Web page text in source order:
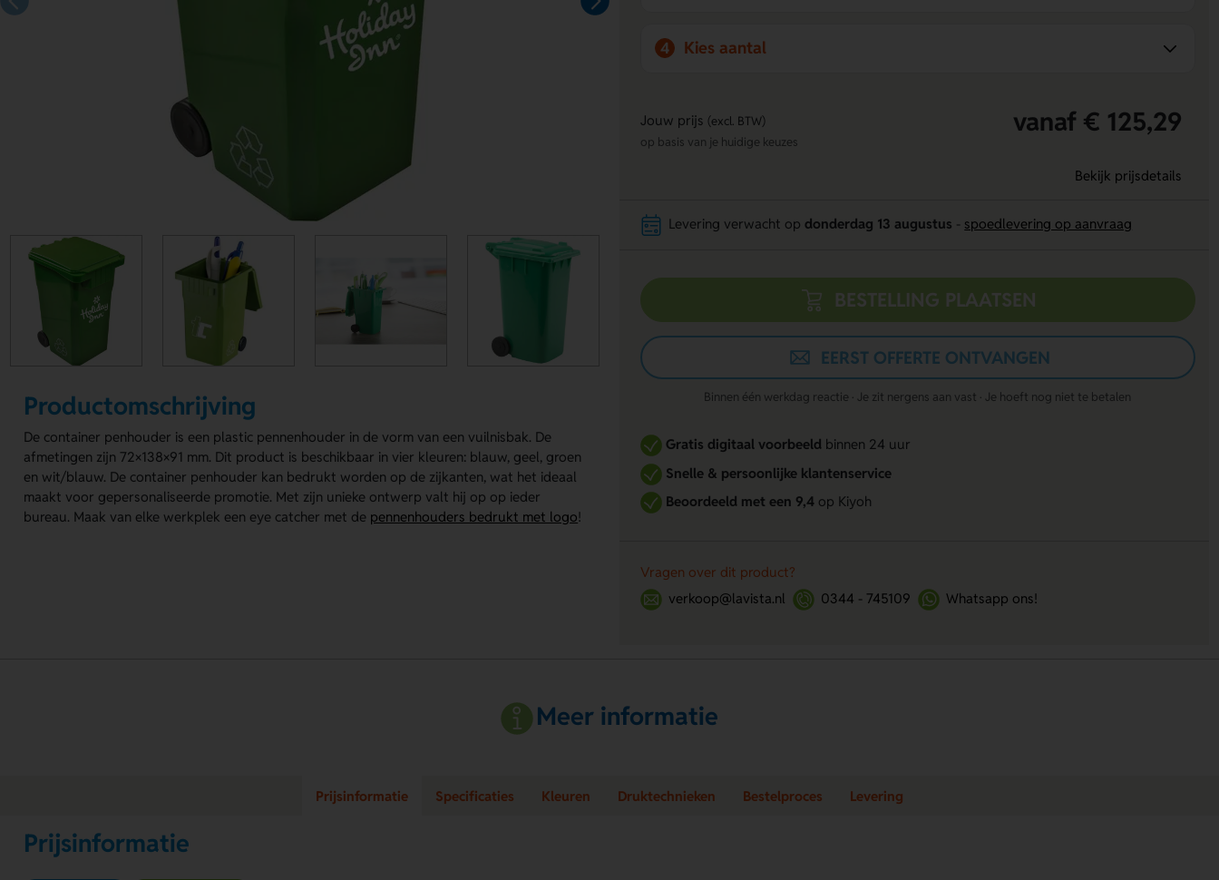
Productomschrijving
De container penhouder is een plastic pennenhouder in de vorm van een vuilnisbak. De
afmetingen zijn 72×138×91 mm. Dit product is beschikbaar in vier kleuren: blauw, geel, groen
en wit/blauw. De container penhouder kan bedrukt worden op de zijkanten, wat het ideaal
maakt voor gepersonaliseerde promotie. Met zijn unieke ontwerp valt hij op op ieder
bureau. Maak van elke werkplek een eye catcher met de pennenhouders bedrukt met logo!
4 Kies aantal
Jouw prijs (excl. BTW) vanaf € 125,29
op basis van je huidige keuzes
Bekijk prijsdetails
Levering verwacht op donderdag 13 augustus spoedlevering op aanvraag
BESTELLING PLAATSEN
EERST OFFERTE ONTVANGEN
Binnen één werkdag reactie · Je zit nergens aan vast · Je hoeft nog niet te betalen
Gratis digitaal voorbeeldbinnen 24 uur
Snelle & persoonlijke klantenservice
Beoordeeld met een 9,4op Kiyoh
Vragen over dit product?
verkoop@lavista.nl
0344 - 745109 Whatsapp ons!
Meer informatie
Prijsinformatie Specificaties Kleuren Druktechnieken Bestelproces Levering
Prijsinformatie